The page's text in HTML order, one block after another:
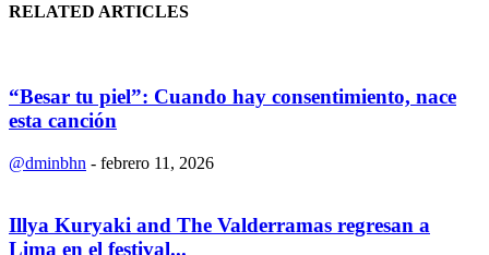
RELATED ARTICLES
“Besar tu piel”: Cuando hay consentimiento, nace
esta canción
@dminbhn - febrero 11, 2026
Illya Kuryaki and The Valderramas regresan a
Lima en el festival...